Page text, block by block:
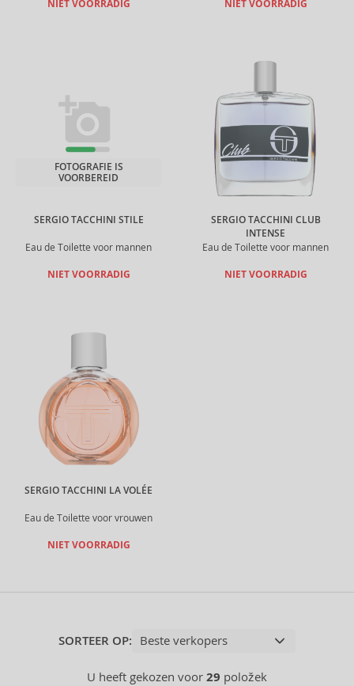
NIET VOORRADIG NIET VOORRADIG
SERGIO TACCHINI STILE
Eau de Toilette voor mannen
FOTOGRAFIE IS
VOORBEREID
NIET VOORRADIG
SERGIO TACCHINI CLUB
INTENSE
Eau de Toilette voor mannen
NIET VOORRADIG
SERGIO TACCHINI LA VOLÉE
Eau de Toilette voor vrouwen
NIET VOORRADIG
SORTEER OP:
U heeft gekozen voor 29 položek